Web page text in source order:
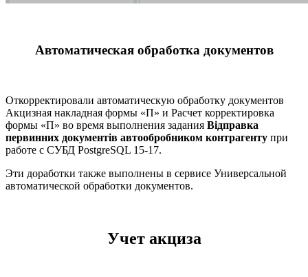
Автоматическая обработка документов
Откорректировали автоматическую обработку документов
Акцизная накладная формы «П» и Расчет корректировка
формы «П» во время выполнения задания Відправка
первинних документів автообробником контрагенту при
работе с СУБД PostgreSQL 15-17.
Эти доработки также выполнены в сервисе Универсальной
автоматической обработки документов.
Учет акциза